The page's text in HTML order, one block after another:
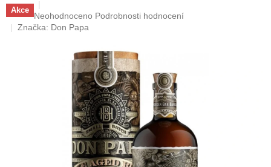
Akce
Průměrné
hodnocení
hvězdiček.
Neohodnoceno Podrobnosti hodnocení
Značka: Don Papa